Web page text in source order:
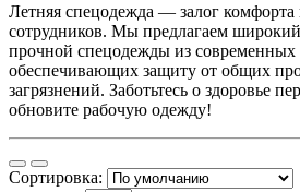
Летняя спецодежда — залог комфорта
сотрудников. Мы предлагаем
прочной спецодежды из современных
обеспечивающих защиту от общих
загрязнений. Заботьтесь о здоровье
обновите рабочую одежду!
Сортировка: